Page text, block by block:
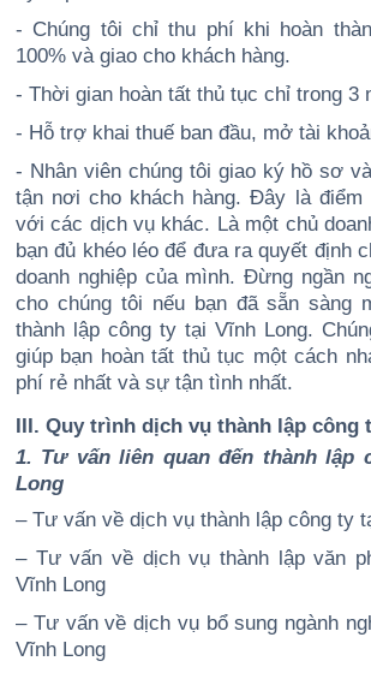
- Chúng tôi chỉ thu phí khi hoàn
100% và giao cho khách hàng.
- Thời gian hoàn tất thủ tục chỉ trong 3
- Hỗ trợ khai thuế ban đầu, mở tài
- Nhân viên chúng tôi giao ký hồ sơ
tận nơi cho khách hàng. Đây là
với các dịch vụ khác. Là một chủ
bạn đủ khéo léo để đưa ra quyết định
doanh nghiệp của mình. Đừng ngần
cho chúng tôi nếu bạn đã sẵn sàng
thành lập công ty tại Vĩnh Long.
giúp bạn hoàn tất thủ tục một cách
phí rẻ nhất và sự tận tình nhất.
III. Quy trình dịch vụ thành lập công
1. Tư vấn liên quan đến thành lập
Long
– Tư vấn về dịch vụ thành lập công ty
– Tư vấn về dịch vụ thành lập văn
Vĩnh Long
– Tư vấn về dịch vụ bổ sung ngành
Vĩnh Long